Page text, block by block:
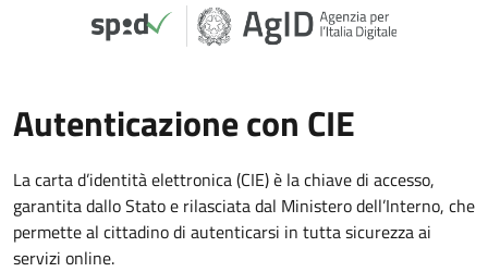
Autenticazione con CIE
La carta d’identità elettronica (CIE) è la chiave di accesso,
garantita dallo Stato e rilasciata dal Ministero dell’Interno, che
permette al cittadino di autenticarsi in tutta sicurezza ai
servizi online.